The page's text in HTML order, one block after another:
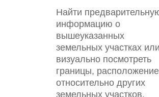
Найти
информацию о
вышеуказанных
земельных участках или
визуально посмотреть
границы, расположение
относительно других
земельных участков,